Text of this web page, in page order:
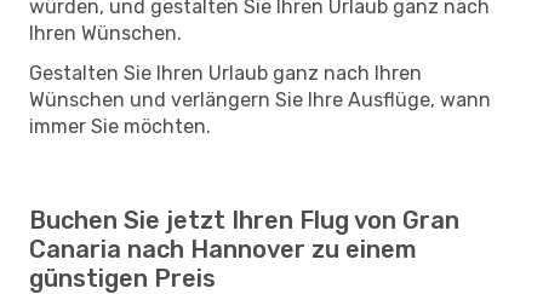
würden, und gestalten Sie Ihren Urlaub ganz nach
Ihren Wünschen.
Gestalten Sie Ihren Urlaub ganz nach Ihren
Wünschen und verlängern Sie Ihre Ausflüge, wann
immer Sie möchten.
Buchen Sie jetzt Ihren Flug von Gran
Canaria nach Hannover zu einem
günstigen Preis